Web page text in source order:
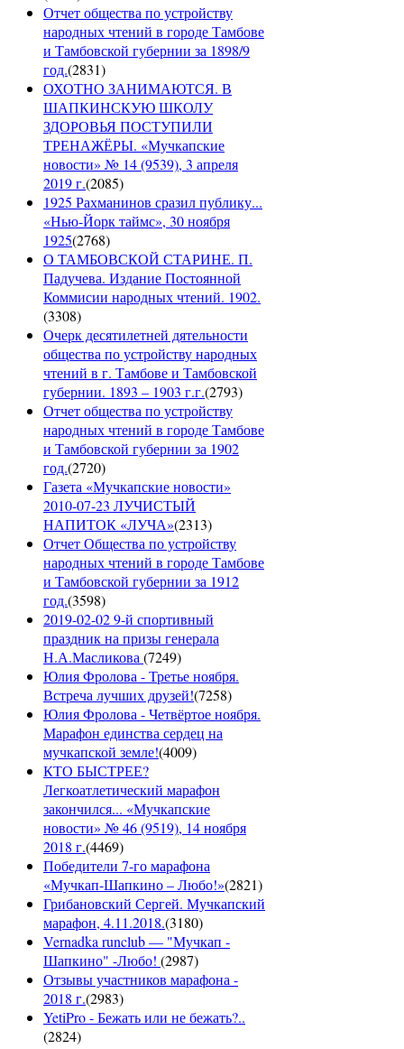
Отчет общества по устройству
народных чтений в городе Тамбове
и Тамбовской губернии за 1898/9
год.(2831)
ОХОТНО ЗАНИМАЮТСЯ. В
ШАПКИНСКУЮ ШКОЛУ
ЗДОРОВЬЯ ПОСТУПИЛИ
ТРЕНАЖЁРЫ. «Мучкапские
новости» № 14 (9539), 3 апреля
2019 г.(2085)
1925 Рахманинов сразил публику...
«Нью-Йорк таймс», 30 ноября
1925(2768)
О ТАМБОВСКОЙ СТАРИНЕ. П.
Падучева. Издание Постоянной
Коммисии народных чтений. 1902.
(3308)
Очерк десятилетней дятельности
общества по устройству народных
чтений в г. Тамбове и Тамбовской
губернии. 1893 – 1903 г.г.(2793)
Отчет общества по устройству
народных чтений в городе Тамбове
и Тамбовской губернии за 1902
год.(2720)
Газета «Мучкапские новости»
2010-07-23 ЛУЧИСТЫЙ
НАПИТОК «ЛУЧА»(2313)
Отчет Общества по устройству
народных чтений в городе Тамбове
и Тамбовской губернии за 1912
год.(3598)
2019-02-02 9-й спортивный
праздник на призы генерала
Н.А.Масликова(7249)
Юлия Фролова - Третье ноября.
Встреча лучших друзей!(7258)
Юлия Фролова - Четвёртое ноября.
Марафон единства сердец на
мучкапской земле!(4009)
КТО БЫСТРЕЕ?
Легкоатлетический марафон
закончился... «Мучкапские
новости» № 46 (9519), 14 ноября
2018 г.(4469)
Победители 7-го марафона
«Мучкап-Шапкино – Любо!»(2821)
Грибановский Сергей. Мучкапский
марафон, 4.11.2018.(3180)
Vernadka runclub — "Мучкап -
Шапкино" -Любо! (2987)
Отзывы участников марафона -
2018 г.(2983)
YetiPro - Бежать или не бежать?..
(2824)